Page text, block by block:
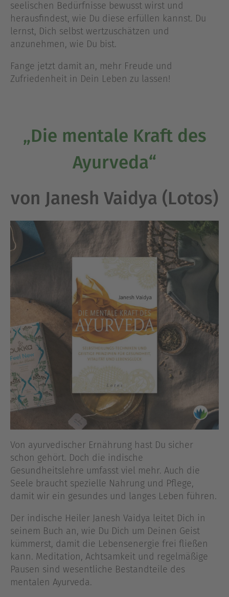
seelischen Bedürfnisse bewusst wirst und
herausfindest, wie Du diese erfüllen kannst. Du
lernst, Dich selbst wertzuschätzen und
anzunehmen, wie Du bist.
Fange jetzt damit an, mehr Freude und
Zufriedenheit in Dein Leben zu lassen!
„Die mentale Kraft des
Ayurveda“
von Janesh Vaidya (Lotos)
Von ayurvedischer Ernährung hast Du sicher
schon gehört. Doch die indische
Gesundheitslehre umfasst viel mehr. Auch die
Seele braucht spezielle Nahrung und Pflege,
damit wir ein gesundes und langes Leben führen.
Der indische Heiler Janesh Vaidya leitet Dich in
seinem Buch an, wie Du Dich um Deinen Geist
kümmerst, damit die Lebensenergie frei fließen
kann. Meditation, Achtsamkeit und regelmäßige
Pausen sind wesentliche Bestandteile des
mentalen Ayurveda.